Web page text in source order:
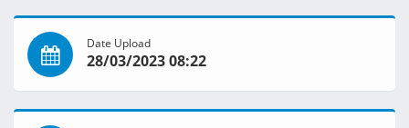
Date Upload
28/03/2023 08:22